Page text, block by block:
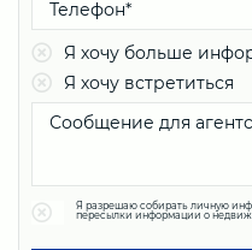
Я хочу больше
Я хочу встретиться
Я разрешаю собирать личную
пересылки информации о